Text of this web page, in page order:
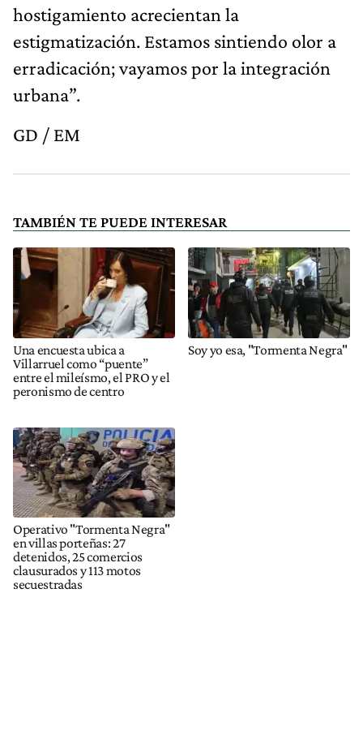
hostigamiento acrecientan la
estigmatización. Estamos sintiendo olor a
erradicación; vayamos por la integración
urbana”.
GD / EM
TAMBIÉN TE PUEDE INTERESAR
Una encuesta ubica a
Villarruel como “puente”
entre el mileísmo, el PRO y el
peronismo de centro
Soy yo esa, "Tormenta Negra"
Operativo "Tormenta Negra"
en villas porteñas: 27
detenidos, 25 comercios
clausurados y 113 motos
secuestradas